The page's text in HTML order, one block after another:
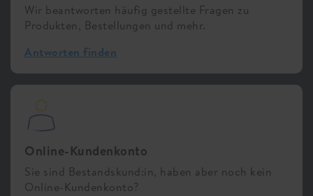
Wir beantworten häufig gestellte Fragen zu
Produkten, Bestellungen und mehr.
Antworten finden
Online-Kundenkonto
Sie sind Bestandskund:in, haben aber noch kein
Online-Kundenkonto?